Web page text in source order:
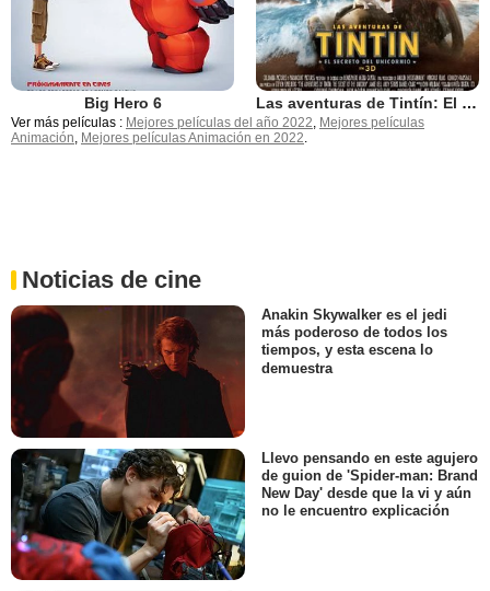
Big Hero 6 Las aventuras de Tintín: El secreto del unicornio
Ver más películas : Mejores películas del año 2022, Mejores películas
Animación, Mejores películas Animación en 2022.
Noticias de cine
Anakin Skywalker es el jedi
más poderoso de todos los
tiempos, y esta escena lo
demuestra
Llevo pensando en este agujero
de guion de 'Spider-man: Brand
New Day' desde que la vi y aún
no le encuentro explicación